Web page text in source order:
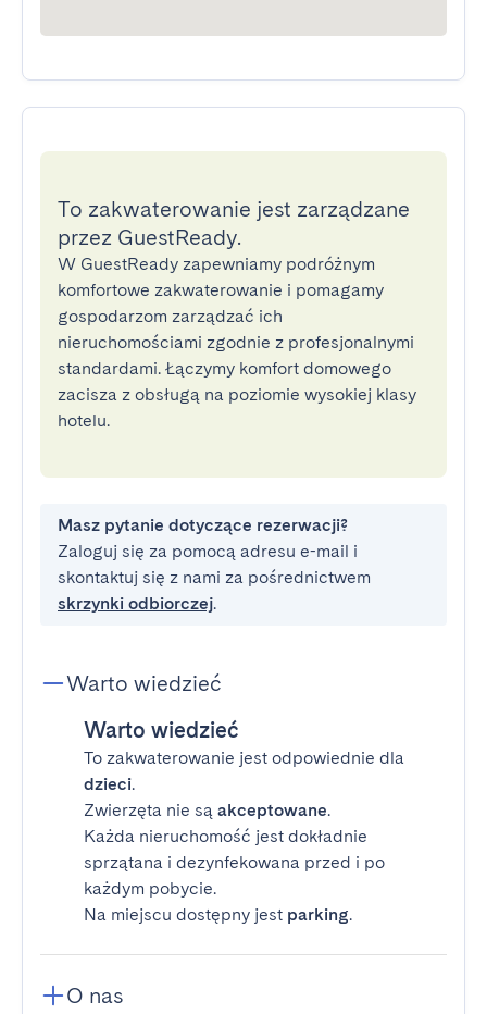
To zakwaterowanie jest zarządzane
przez GuestReady.
W GuestReady zapewniamy podróżnym
komfortowe zakwaterowanie i pomagamy
gospodarzom zarządzać ich
nieruchomościami zgodnie z profesjonalnymi
standardami. Łączymy komfort domowego
zacisza z obsługą na poziomie wysokiej klasy
hotelu.
Masz pytanie dotyczące rezerwacji?
Zaloguj się za pomocą adresu e-mail i
skontaktuj się z nami za pośrednictwem
skrzynki odbiorczej.
Warto wiedzieć
Warto wiedzieć
To zakwaterowanie jest odpowiednie dla
dzieci.
Zwierzęta nie są akceptowane.
Każda nieruchomość jest dokładnie
sprzątana i dezynfekowana przed i po
każdym pobycie.
Na miejscu dostępny jest parking.
O nas